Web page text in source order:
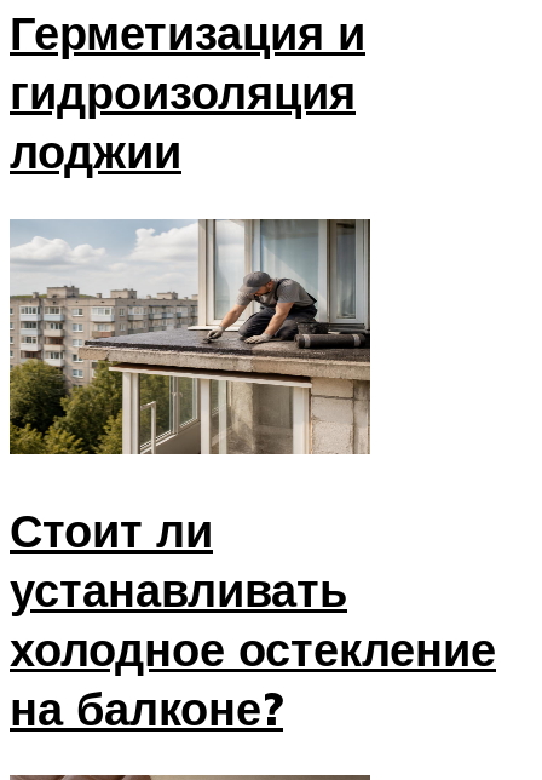
Герметизация и
гидроизоляция
лоджии
Стоит ли
устанавливать
холодное остекление
на балконе?